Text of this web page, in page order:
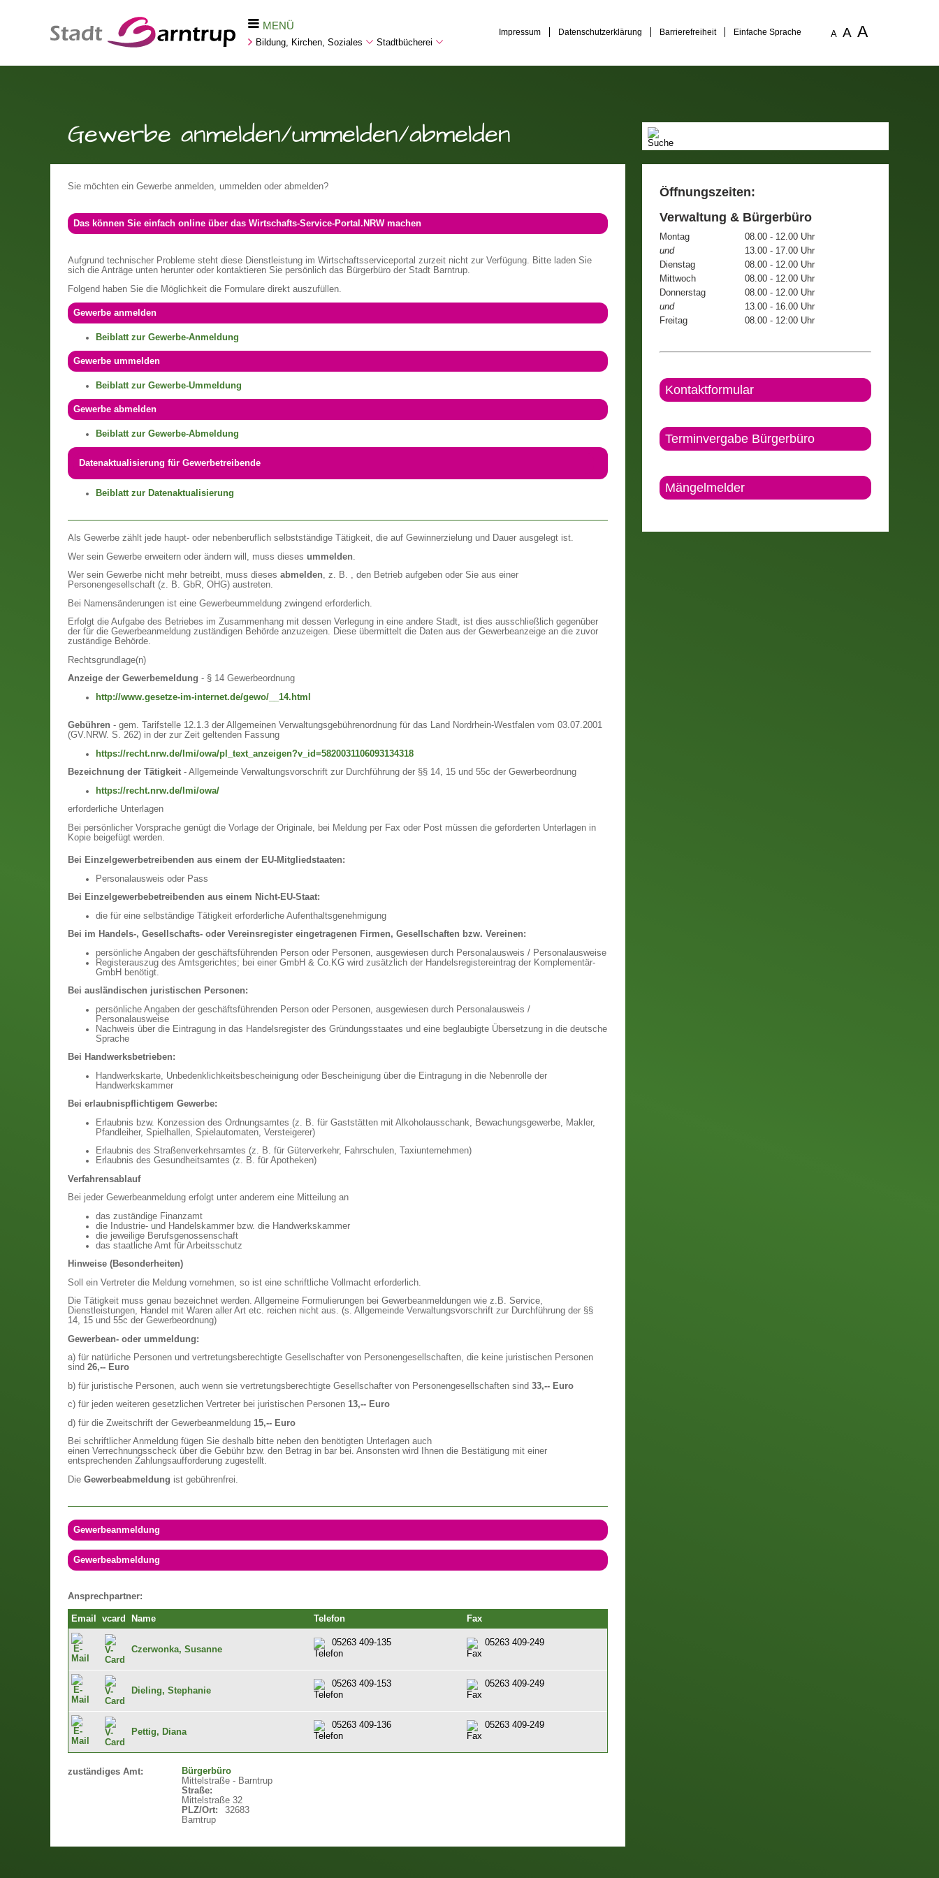
MENÜ
Bildung, Kirchen, Soziales Stadtbücherei
Impressum Datenschutzerklärung Barrierefreiheit Einfache Sprache A A A
Gewerbe anmelden/ummelden/abmelden
Sie möchten ein Gewerbe anmelden, ummelden oder abmelden?
Das können Sie einfach online über das Wirtschafts-Service-Portal.NRW machen
Aufgrund technischer Probleme steht diese Dienstleistung im Wirtschaftsserviceportal zurzeit nicht zur Verfügung. Bitte laden Sie
sich die Anträge unten herunter oder kontaktieren Sie persönlich das Bürgerbüro der Stadt Barntrup.
Folgend haben Sie die Möglichkeit die Formulare direkt auszufüllen.
Gewerbe anmelden
Beiblatt zur Gewerbe-Anmeldung
Gewerbe ummelden
Beiblatt zur Gewerbe-Ummeldung
Gewerbe abmelden
Beiblatt zur Gewerbe-Abmeldung
Datenaktualisierung für Gewerbetreibende
Beiblatt zur Datenaktualisierung
Als Gewerbe zählt jede haupt- oder nebenberuflich selbstständige Tätigkeit, die auf Gewinnerzielung und Dauer ausgelegt ist.
Wer sein Gewerbe erweitern oder ändern will, muss dieses ummelden
Wer sein Gewerbe nicht mehr betreibt, muss dieses abmelden, z. B. , den Betrieb aufgeben oder Sie aus einer
Personengesellschaft (z. B. GbR, OHG) austreten.
Bei Namensänderungen ist eine Gewerbeummeldung zwingend erforderlich.
Erfolgt die Aufgabe des Betriebes im Zusammenhang mit dessen Verlegung in eine andere Stadt, ist dies ausschließlich gegenüber
der für die Gewerbeanmeldung zuständigen Behörde anzuzeigen. Diese übermittelt die Daten aus der Gewerbeanzeige an die zuvor
zuständige Behörde.
Rechtsgrundlage(n)
Anzeige der Gewerbemeldung - § 14 Gewerbeordnung
http://www.gesetze-im-internet.de/gewo/__14.html
Gebühren - gem. Tarifstelle 12.1.3 der Allgemeinen Verwaltungsgebührenordnung für das Land Nordrhein-Westfalen vom 03.07.2001
(GV.NRW. S. 262) in der zur Zeit geltenden Fassung
https://recht.nrw.de/lmi/owa/pl_text_anzeigen?v_id=5820031106093134318
Bezeichnung der Tätigkeit - Allgemeinde Verwaltungsvorschrift zur Durchführung der §§ 14, 15 und 55c der Gewerbeordnung
https://recht.nrw.de/lmi/owa/
erforderliche Unterlagen
Bei persönlicher Vorsprache genügt die Vorlage der Originale, bei Meldung per Fax oder Post müssen die geforderten Unterlagen in
Kopie beigefügt werden.
Bei Einzelgewerbetreibenden aus einem der EU-Mitgliedstaaten:
Personalausweis oder Pass
Bei Einzelgewerbebetreibenden aus einem Nicht-EU-Staat:
die für eine selbständige Tätigkeit erforderliche Aufenthaltsgenehmigung
Bei im Handels-, Gesellschafts- oder Vereinsregister eingetragenen Firmen, Gesellschaften bzw. Vereinen:
persönliche Angaben der geschäftsführenden Person oder Personen, ausgewiesen durch Personalausweis / Personalausweise
Registerauszug des Amtsgerichtes; bei einer GmbH & Co.KG wird zusätzlich der Handelsregistereintrag der Komplementär-
GmbH benötigt.
Bei ausländischen juristischen Personen:
persönliche Angaben der geschäftsführenden Person oder Personen, ausgewiesen durch Personalausweis /
Personalausweise
Nachweis über die Eintragung in das Handelsregister des Gründungsstaates und eine beglaubigte Übersetzung in die deutsche
Sprache
Bei Handwerksbetrieben:
Handwerkskarte, Unbedenklichkeitsbescheinigung oder Bescheinigung über die Eintragung in die Nebenrolle der
Handwerkskammer
Bei erlaubnispflichtigem Gewerbe:
Erlaubnis bzw. Konzession des Ordnungsamtes (z. B. für Gaststätten mit Alkoholausschank, Bewachungsgewerbe, Makler,
Pfandleiher, Spielhallen, Spielautomaten, Versteigerer)
Erlaubnis des Straßenverkehrsamtes (z. B. für Güterverkehr, Fahrschulen, Taxiunternehmen)
Erlaubnis des Gesundheitsamtes (z. B. für Apotheken)
Verfahrensablauf
Bei jeder Gewerbeanmeldung erfolgt unter anderem eine Mitteilung an
das zuständige Finanzamt
die Industrie- und Handelskammer bzw. die Handwerkskammer
die jeweilige Berufsgenossenschaft
das staatliche Amt für Arbeitsschutz
Hinweise (Besonderheiten)
Soll ein Vertreter die Meldung vornehmen, so ist eine schriftliche Vollmacht erforderlich.
Die Tätigkeit muss genau bezeichnet werden. Allgemeine Formulierungen bei Gewerbeanmeldungen wie z.B. Service,
Dienstleistungen, Handel mit Waren aller Art etc. reichen nicht aus. (s. Allgemeinde Verwaltungsvorschrift zur Durchführung der §§
14, 15 und 55c der Gewerbeordnung)
Gewerbean- oder ummeldung:
a) für natürliche Personen und vertretungsberechtigte Gesellschafter von Personengesellschaften, die keine juristischen Personen
sind 26,-- Euro
b) für juristische Personen, auch wenn sie vertretungsberechtigte Gesellschafter von Personengesellschaften sind 33,-- Euro
c) für jeden weiteren gesetzlichen Vertreter bei juristischen Personen 13,-- Euro
d) für die Zweitschrift der Gewerbeanmeldung 15,-- Euro
Bei schriftlicher Anmeldung fügen Sie deshalb bitte neben den benötigten Unterlagen auch
einen Verrechnungsscheck über die Gebühr bzw. den Betrag in bar bei. Ansonsten wird Ihnen die Bestätigung mit einer
entsprechenden Zahlungsaufforderung zugestellt.
Die Gewerbeabmeldung ist gebührenfrei.
Gewerbeanmeldung
Gewerbeabmeldung
Ansprechpartner:
Email vcard Name Telefon Fax
Czerwonka, Susanne
05263 409-135 05263 409-249
Dieling, Stephanie
05263 409-153 05263 409-249
Pettig, Diana
05263 409-136 05263 409-249
zuständiges Amt:
Bürgerbüro
Mittelstraße - Barntrup
Straße:
Mittelstraße 32
PLZ/Ort:
32683
Barntrup
Öffnungszeiten:
Verwaltung & Bürgerbüro
Montag
08.00 - 12.00 Uhr
und
13.00 - 17.00 Uhr
Dienstag
08.00 - 12.00 Uhr
Mittwoch
08.00 - 12.00 Uhr
Donnerstag
08.00 - 12.00 Uhr
und
13.00 - 16.00 Uhr
Freitag
08.00 - 12:00 Uhr
Kontaktformular
Terminvergabe Bürgerbüro
Mängelmelder